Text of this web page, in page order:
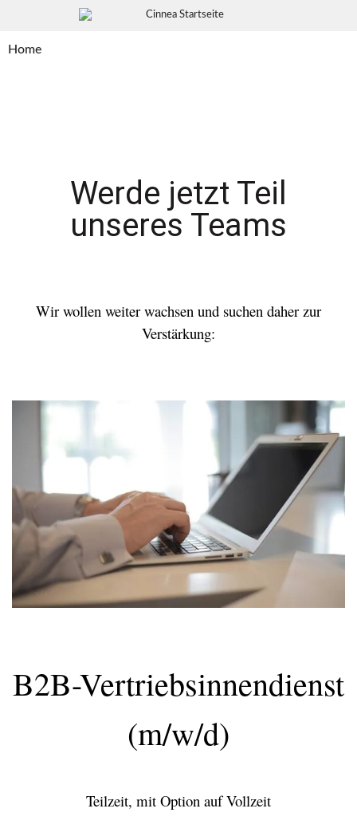
Home
Werde jetzt Teil
unseres Teams
Wir wollen weiter wachsen und suchen daher zur
Verstärkung:
B2B-Vertriebsinnendienst
(m/w/d)
Teilzeit, mit Option auf Vollzeit